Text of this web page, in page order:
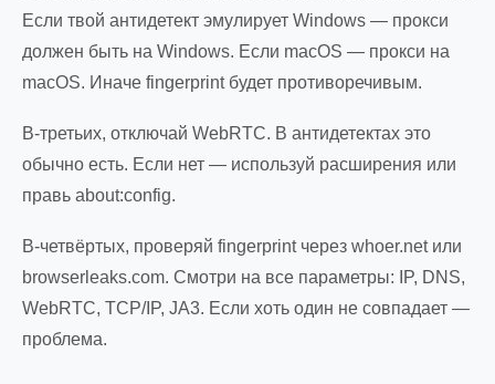
Если твой антидетект эмулирует Windows — прокси
должен быть на Windows. Если macOS — прокси на
macOS. Иначе fingerprint будет противоречивым.
В-третьих, отключай WebRTC. В антидетектах это
обычно есть. Если нет — используй расширения или
правь about:config.
В-четвёртых, проверяй fingerprint через whoer.net или
browserleaks.com. Смотри на все параметры: IP, DNS,
WebRTC, TCP/IP, JA3. Если хоть один не совпадает —
проблема.